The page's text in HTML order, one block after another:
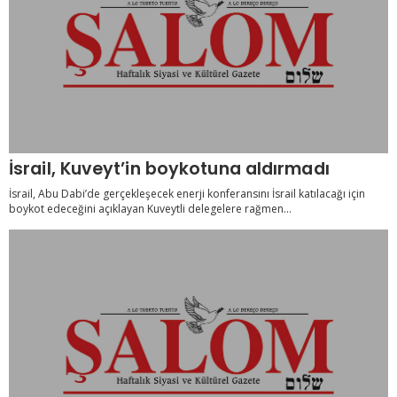
İsrail, Kuveyt’in boykotuna aldırmadı
İsrail, Abu Dabi’de gerçekleşecek enerji konferansını İsrail katılacağı için
boykot edeceğini açıklayan Kuveytli delegelere rağmen...